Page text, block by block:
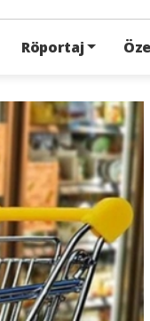
Röportaj